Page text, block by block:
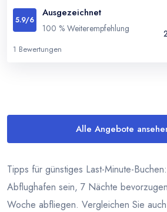
5.9/6
Ausgezeichnet
100 % Weiterempfehlung 2
1 Bewertungen
Alle Angebote
Tipps für günstiges Last-Minute-
Abflughafen sein, 7 Nächte
Woche abfliegen. Vergleichen Sie